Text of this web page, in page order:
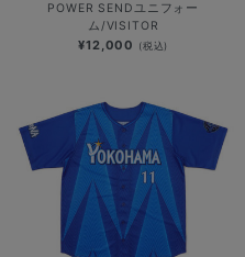
POWER SENDユニフォー
ム/VISITOR
¥12,000 (税込)